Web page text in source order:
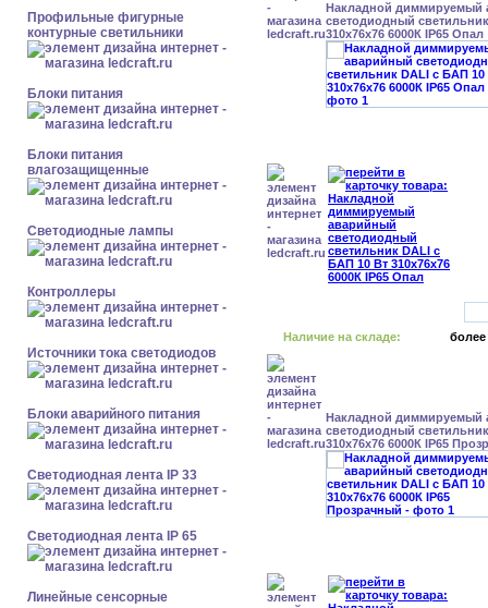
Профильные фигурные
контурные светильники
Блоки питания
Блоки питания
влагозащищенные
Светодиодные лампы
Контроллеры
Источники тока светодиодов
Блоки аварийного питания
Светодиодная лента IP 33
Светодиодная лента IP 65
Линейные сенсорные
Накладной диммируемый
светодиодный
310x76x76 6000К IP65 Опал
Наличие на складе: более
Накладной диммируемый
светодиодный
310x76x76 6000К IP65